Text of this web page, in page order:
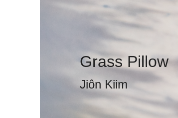
Grass Pillow
Jiôn Kiim